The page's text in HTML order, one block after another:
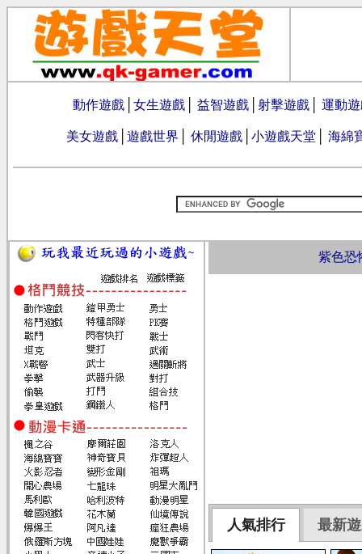
動作遊戲 女生遊戲 益智遊戲 射擊遊戲 運動
美女遊戲 遊戲世界 休閒遊戲 小遊戲天堂 海綿
紫色恐
人氣排行 最新